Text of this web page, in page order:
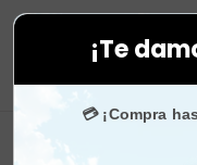
¡Te
💳 ¡Compra
tus compras. ⚡